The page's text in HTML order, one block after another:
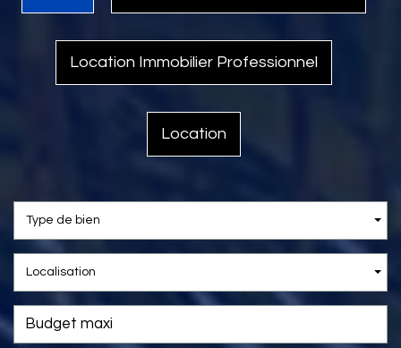
Location Immobilier Professionnel
Location
Type de bien
Localisation